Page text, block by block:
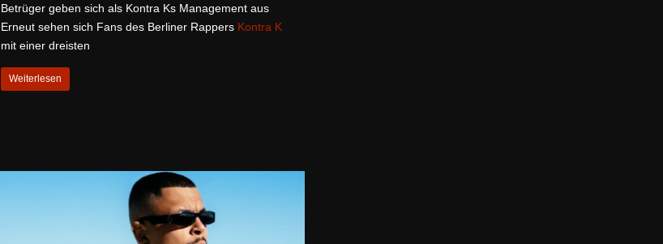
Betrüger geben sich als Kontra Ks Management aus
Erneut sehen sich Fans des Berliner Rappers Kontra K
mit einer dreisten
Weiterlesen